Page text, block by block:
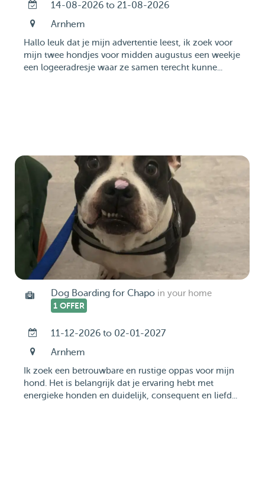
14-08-2026 to 21-08-2026
Arnhem
Hallo leuk dat je mijn advertentie leest, ik zoek voor
mijn twee hondjes voor midden augustus een weekje
een logeeradresje waar ze samen terecht kunne...
Dog Boarding for Chapo in your home
1 OFFER
11-12-2026 to 02-01-2027
Arnhem
Ik zoek een betrouwbare en rustige oppas voor mijn
hond. Het is belangrijk dat je ervaring hebt met
energieke honden en duidelijk, consequent en liefd...